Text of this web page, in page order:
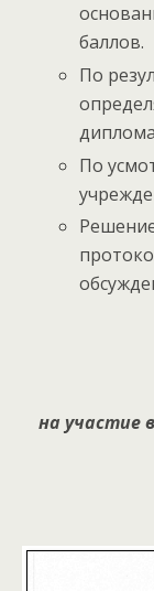
баллов.
По
По
на участие